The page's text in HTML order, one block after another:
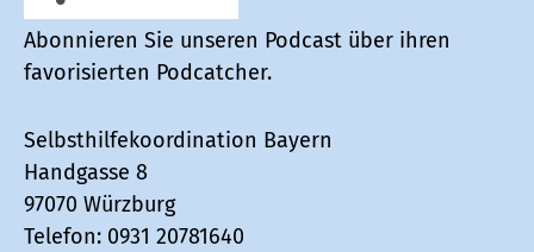
Abonnieren Sie unseren Podcast über ihren
favorisierten Podcatcher.
Selbsthilfekoordination Bayern
Handgasse 8
97070 Würzburg
Telefon: 0931 20781640